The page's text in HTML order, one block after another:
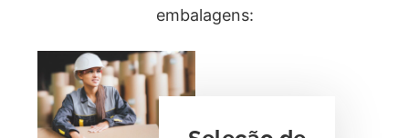
embalagens: